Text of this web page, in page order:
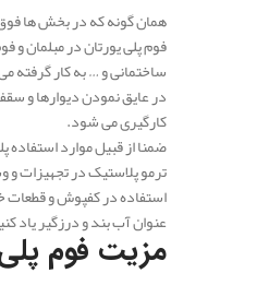
همان گونه که در بخش ها
فوم پلی یورتان در مبلمان و
ساختمانی و … به کار
در عایق نمودن دیوارها و
کارگیری می شود.
ضمنا از قبیل موارد استفاده
ترمو پلاستیک در تجهیزات
استفاده در کفپوش و قطعات
عنوان آب بند و درزگیر یاد
مزیت فوم